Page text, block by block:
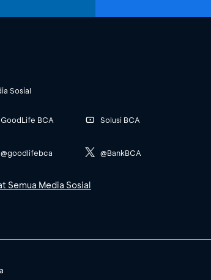
Sosial
GoodLife BCA
@goodlifebca
Solusi BCA
@BankBCA
Semua Media Sosial